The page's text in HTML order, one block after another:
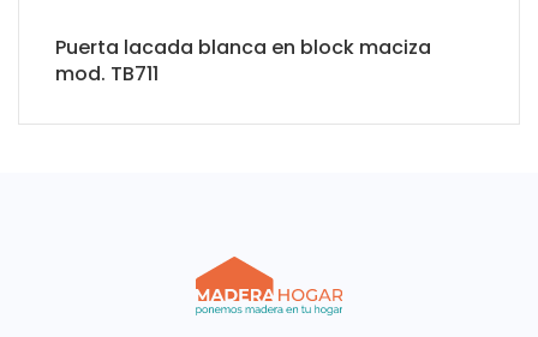
Puerta lacada blanca en block maciza
mod. TB711